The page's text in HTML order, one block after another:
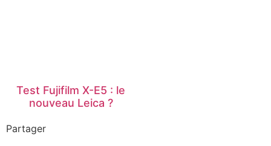
Test Fujifilm X-E5 : le
nouveau Leica ?
Partager